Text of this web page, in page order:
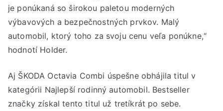
je ponúkaná so širokou paletou moderných
výbavových a bezpečnostných prvkov. Malý
automobil, ktorý toho za svoju cenu veľa ponúkne,“
hodnotí Holder.
Aj ŠKODA Octavia Combi úspešne obhájila titul v
kategórii Najlepší rodinný automobil. Bestseller
značky získal tento titul už tretíkrát po sebe.